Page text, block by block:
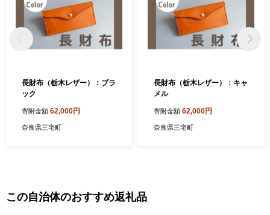
長財布（栃木レザー）：ブラ
ック
寄附金額 62,000円
奈良県三宅町
長財布（栃木レザー）：キャ
メル
寄附金額 62,000円
奈良県三宅町
この自治体のおすすめ返礼品